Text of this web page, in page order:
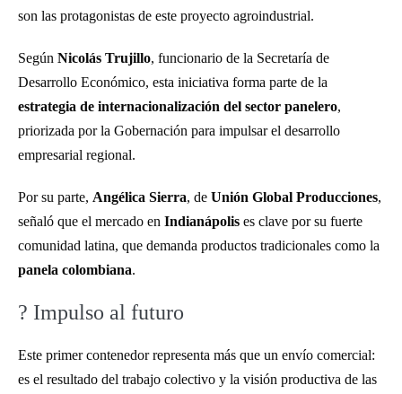
son las protagonistas de este proyecto agroindustrial.
Según Nicolás Trujillo, funcionario de la Secretaría de
Desarrollo Económico, esta iniciativa forma parte de la
estrategia de internacionalización del sector panelero,
priorizada por la Gobernación para impulsar el desarrollo
empresarial regional.
Por su parte, Angélica Sierra, de Unión Global Producciones,
señaló que el mercado en Indianápolis es clave por su fuerte
comunidad latina, que demanda productos tradicionales como la
panela colombiana.
? Impulso al futuro
Este primer contenedor representa más que un envío comercial:
es el resultado del trabajo colectivo y la visión productiva de las